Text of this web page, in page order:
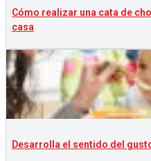
Cómo realizar una cata de
casa
Desarrolla el sentido del